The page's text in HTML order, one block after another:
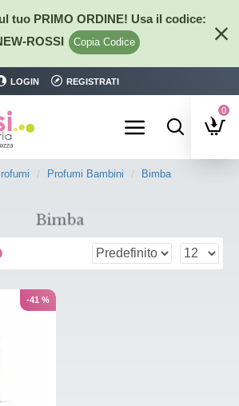
tuo PRIMO ORDINE! Usa il codice:
ROSSI
Copia Codice
LOGIN REGISTRATI
0
Profumi Bambini Bimba
Bimba
-41 %